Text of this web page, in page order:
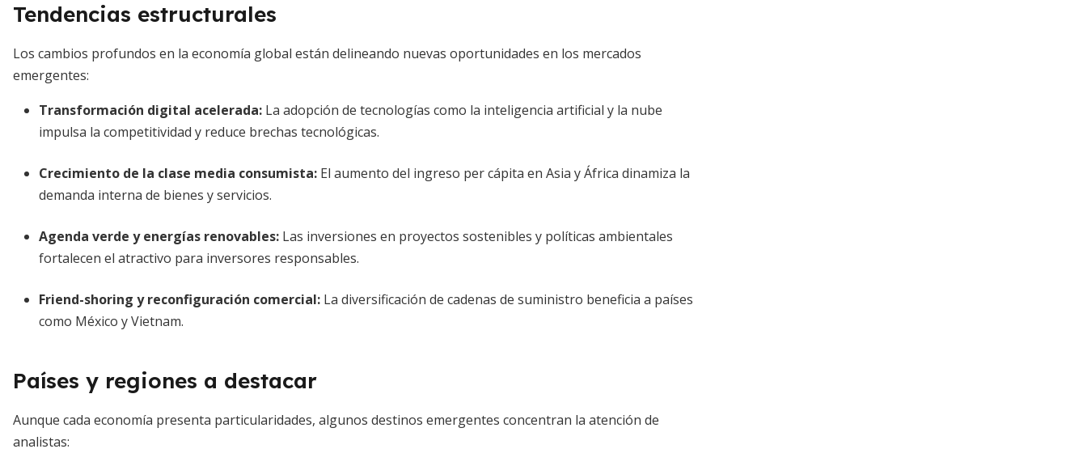
Tendencias estructurales
Los cambios profundos en la economía global están delineando nuevas oportunidades en los mercados
emergentes:
Transformación digital acelerada: La adopción de tecnologías como la inteligencia artificial y la nube
impulsa la competitividad y reduce brechas tecnológicas.
Crecimiento de la clase media consumista: El aumento del ingreso per cápita en Asia y África dinamiza la
demanda interna de bienes y servicios.
Agenda verde y energías renovables: Las inversiones en proyectos sostenibles y políticas ambientales
fortalecen el atractivo para inversores responsables.
Friend-shoring y reconfiguración comercial: La diversificación de cadenas de suministro beneficia a países
como México y Vietnam.
Países y regiones a destacar
Aunque cada economía presenta particularidades, algunos destinos emergentes concentran la atención de
analistas: